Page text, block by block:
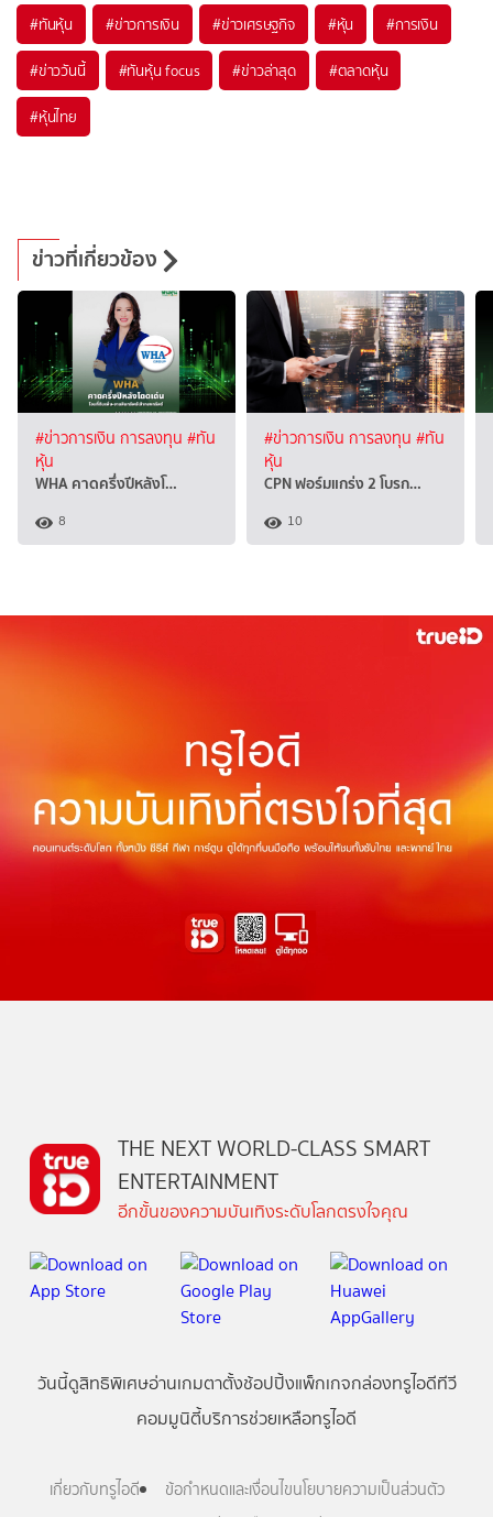
#ทันหุ้น #ข่าวการเงิน #ข่าวเศรษฐกิจ #หุ้น #การเงิน
#ข่าววันนี้ #ทันหุ้น focus #ข่าวล่าสุด #ตลาดหุ้น
#หุ้นไทย
ข่าวที่เกี่ยวข้อง
#ข่าวการเงิน การลงทุน #ทัน
หุ้น
WHA คาดครึ่งปีหลังโ…
8
#ข่าวการเงิน การลงทุน #ทัน
หุ้น
CPN ฟอร์มแกร่ง 2 โบรก…
10
THE NEXT WORLD-CLASS SMART
ENTERTAINMENT
อีกขั้นของความบันเทิงระดับโลกตรงใจคุณ
วันนี้ดูสิทธิพิเศษอ่านเกมตาตั้งช้อปปิ้งแพ็กเกจกล่องทรูไอดีทีวี
คอมมูนิตี้บริการช่วยเหลือทรูไอดี
เกี่ยวกับทรูไอดี ข้อกำหนดและเงื่อนไขนโยบายความเป็นส่วนตัว